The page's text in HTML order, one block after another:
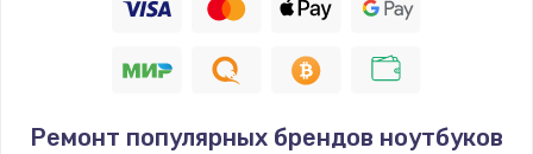
Ремонт популярных брендов ноутбуков